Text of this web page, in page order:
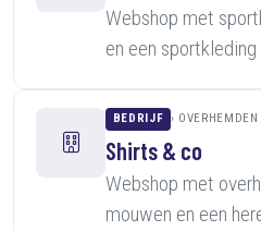
Webshop met
en een sportkleding
BEDRIJF OVERHEMDEN
Shirts & co
Webshop met
mouwen en een